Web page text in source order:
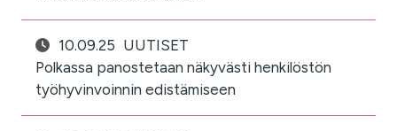
10.09.25 UUTISET
Polkassa panostetaan näkyvästi henkilöstön
työhyvinvoinnin edistämiseen